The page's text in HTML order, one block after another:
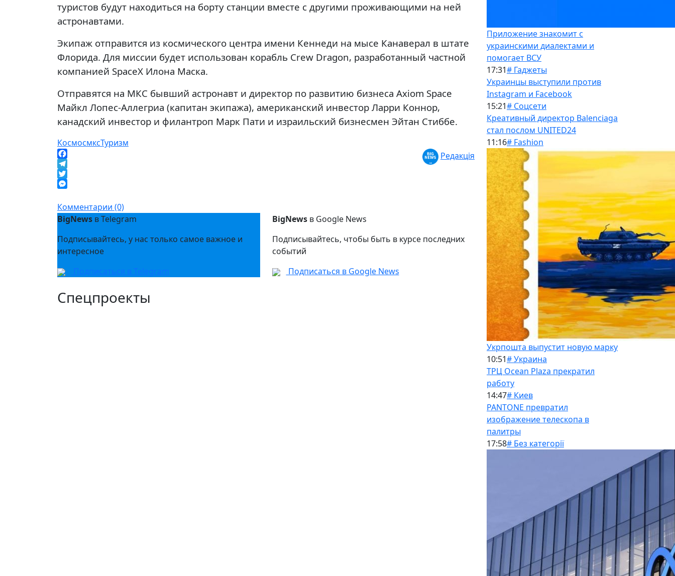
туристов будут находиться на борту станции вместе с другими проживающими на ней
астронавтами.
Экипаж отправится из космического центра имени Кеннеди на мысе Канаверал в штате
Флорида. Для миссии будет использован корабль Crew Dragon, разработанный частной
компанией SpaceX Илона Маска.
Отправятся на МКС бывший астронавт и директор по развитию бизнеса Axiom Space
Майкл Лопес-Аллегриа (капитан экипажа), американский инвестор Ларри Коннор,
канадский инвестор и филантроп Марк Пати и израильский бизнесмен Эйтан Стиббе.
КосмосмксТуризм
Facebook
Telegram
Twitter
Редакція
Комментарии (0)
BigNews в Telegram
Подписывайтесь, у нас только самое важное и
интересное
Подписаться в Telegram
BigNewsв Google News
Подписывайтесь, чтобы быть в курсе последних
событий
Подписаться в Google News
Спецпроекты
Приложение знакомит с
украинскими диалектами и
помогает ВСУ
17:31# Гаджеты
Украинцы выступили против
Instagram и Facebook
15:21# Соцсети
Креативный директор Balenciaga
стал послом UNITED24
11:16# Fashion
Укрпошта выпустит новую марку
10:51# Украина
ТРЦ Ocean Plaza прекратил
работу
14:47# Киев
PANTONE превратил
изображение телескопа в
палитры
17:58# Без категорії